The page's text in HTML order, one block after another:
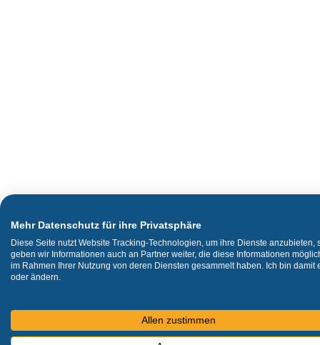
Mehr Datenschutz für ihre Privatsphäre
Diese Seite nutzt Website Tracking-Technologien, um ihre Dienste
geben wir Informationen auch an Partner weiter, die diese Informationen
im Rahmen Ihrer Nutzung von deren Diensten gesammelt haben. Ich bin
oder ändern.
Allen zustimmen